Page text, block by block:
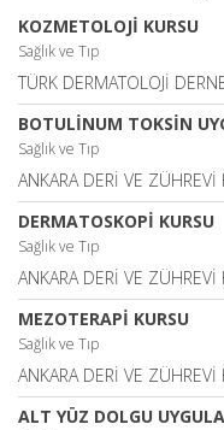
KOZMETOLOJİ KURSU
Sağlık ve Tıp
TÜRK DERMATOLOJİ
BOTULİNUM TOKSİN
Sağlık ve Tıp
ANKARA DERİ VE ZÜHREVİ
DERMATOSKOPİ KURSU
Sağlık ve Tıp
ANKARA DERİ VE ZÜHREVİ
MEZOTERAPİ KURSU
Sağlık ve Tıp
ANKARA DERİ VE ZÜHREVİ
ALT YÜZ DOLGU